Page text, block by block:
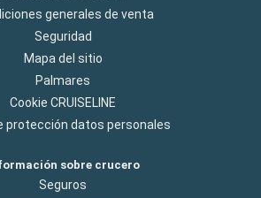
generales de venta
Seguridad
Mapa del sitio
Palmares
Cookie CRUISELINE
protección datos personales
sobre crucero
Seguros